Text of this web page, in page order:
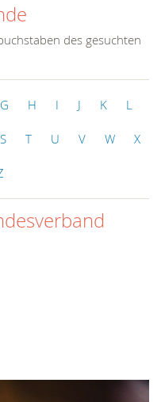
des gesuchten
G H I J K L
S T U V W X